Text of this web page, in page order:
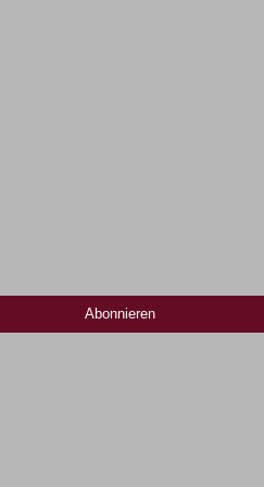
Abonnieren